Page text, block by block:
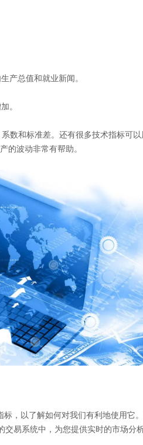
总值和就业新闻。
。
标准差。还有很多技术指标可以
的波动非常有帮助。
以了解如何对我们有利地使用它
易系统中，为您提供实时的市场分析